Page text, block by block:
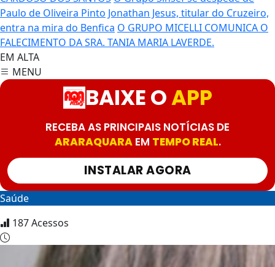
Paulo de Oliveira Pinto Jonathan Jesus, titular do Cruzeiro,
entra na mira do Benfica O GRUPO MICELLI COMUNICA O
FALECIMENTO DA SRA. TANIA MARIA LAVERDE.
EM ALTA
MENU
BAIXE OAPP
RECEBA AS PRINCIPAIS NOTÍCIAS DE
ARARAQUARAEM TEMPO REAL.
INSTALAR AGORA
Saúde
187Acessos